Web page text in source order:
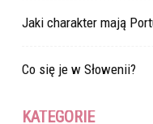
Jaki charakter mają
Co się je w Słowenii?
KATEGORIE